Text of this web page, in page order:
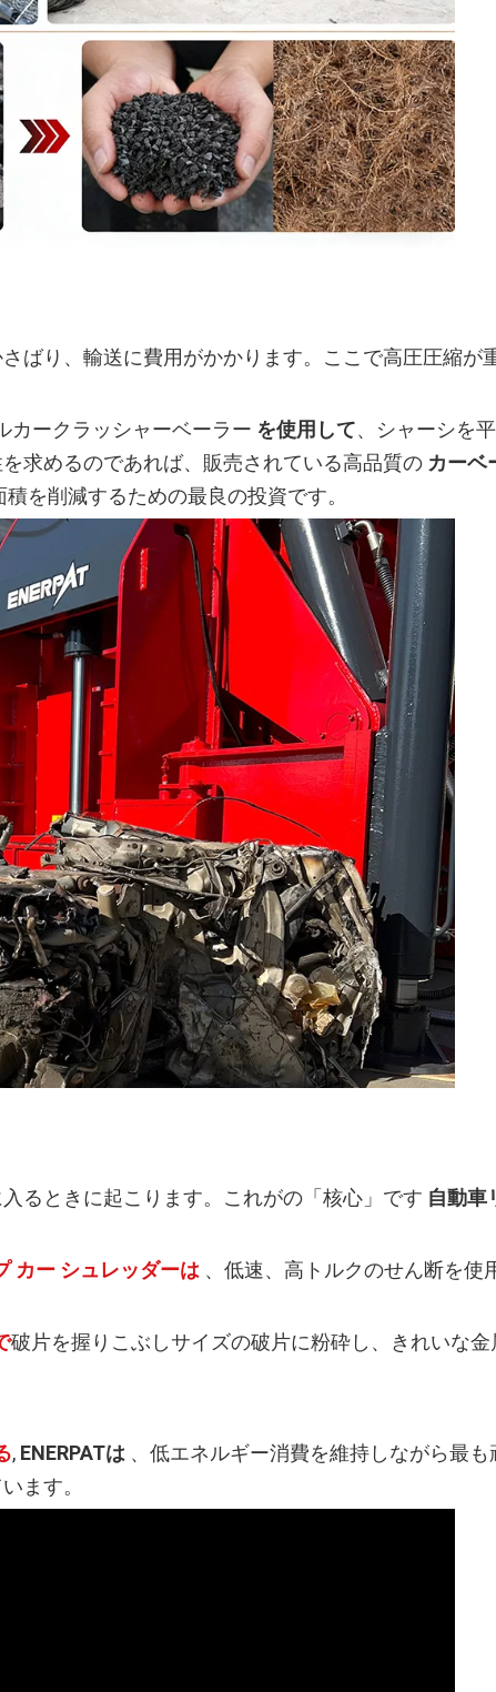
ばり、輸送に費用がかかります。ここで高圧圧縮が
カークラッシャーベーラー を使用して、シャーシを
求めるのであれば、販売されている高品質の カーベ
を削減するための最良の投資です。
るときに起こります。これがの「核心」です 自動車
カー シュレッダーは 、低速、高トルクのせん断を使
破片を握りこぶしサイズの破片に粉砕し、きれいな金
, ENERPATは 、低エネルギー消費を維持しながら最も
ます。